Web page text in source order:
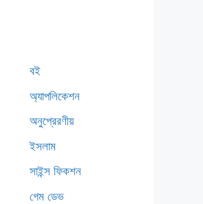
বই
অ্যাপলিকেশন
অনুপ্রেরণীয়
ইসলাম
সাইন্স ফিকশন
গেম ডেভ